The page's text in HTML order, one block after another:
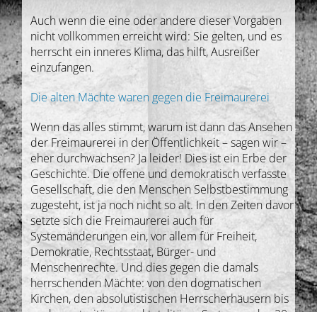
Auch wenn die eine oder andere dieser Vorgaben
nicht vollkommen erreicht wird: Sie gelten, und es
herrscht ein inneres Klima, das hilft, Ausreißer
einzufangen.
Die alten Mächte waren gegen die Freimaurerei
Wenn das alles stimmt, warum ist dann das Ansehen
der Freimaurerei in der Öffentlichkeit – sagen wir –
eher durchwachsen? Ja leider! Dies ist ein Erbe der
Geschichte. Die offene und demokratisch verfasste
Gesellschaft, die den Menschen Selbstbestimmung
zugesteht, ist ja noch nicht so alt. In den Zeiten davor
setzte sich die Freimaurerei auch für
Systemänderungen ein, vor allem für Freiheit,
Demokratie, Rechtsstaat, Bürger- und
Menschenrechte. Und dies gegen die damals
herrschenden Mächte: von den dogmatischen
Kirchen, den absolutistischen Herrscherhäusern bis